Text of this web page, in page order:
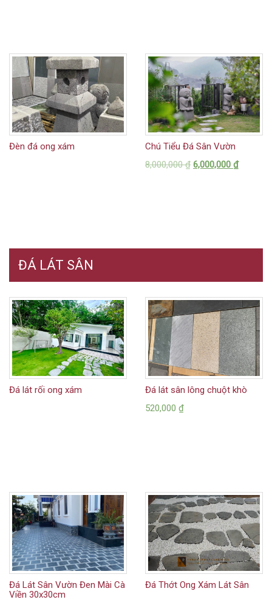
Đèn đá ong xám
Chú Tiểu Đá Sân Vườn
8,000,000₫ 6,000,000 ₫
ĐÁ LÁT SÂN
Đá lát rối ong xám
Đá lát sân lông chuột khò
520,000 ₫
Đá Lát Sân Vườn Đen Mài Cà
Viền 30x30cm
Đá Thớt Ong Xám Lát Sân